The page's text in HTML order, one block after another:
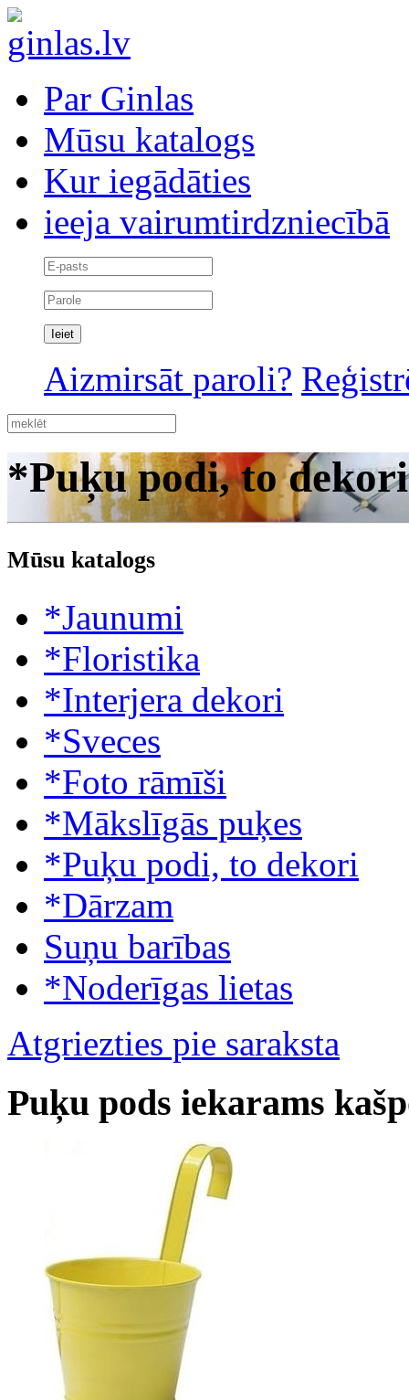
Par Ginlas
Mūsu katalogs
Kur iegādāties
ieeja vairumtirdzniecībā
Aizmirsāt paroli?
*Puķu podi, to dekori
Mūsu katalogs
*Jaunumi
*Floristika
*Interjera dekori
*Sveces
*Foto rāmīši
*Mākslīgās puķes
*Puķu podi, to dekori
*Dārzam
Suņu barības
*Noderīgas lietas
Atgriezties pie saraksta
Puķu pods iekarams